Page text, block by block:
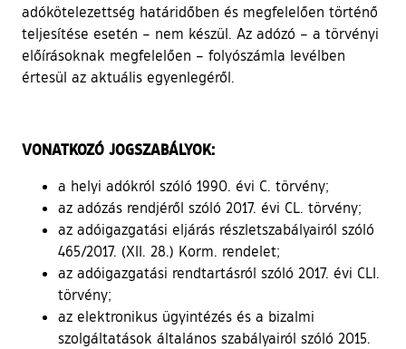
adókötelezettség határidőben és megfelelően történő
teljesítése esetén – nem készül. Az adózó – a törvényi
előírásoknak megfelelően – folyószámla levélben
értesül az aktuális egyenlegéről.
VONATKOZÓ JOGSZABÁLYOK:
a helyi adókról szóló 1990. évi C. törvény;
az adózás rendjéről szóló 2017. évi CL. törvény;
az adóigazgatási eljárás részletszabályairól szóló
465/2017. (XII. 28.) Korm. rendelet;
az adóigazgatási rendtartásról szóló 2017. évi CLI.
törvény;
az elektronikus ügyintézés és a bizalmi
szolgáltatások általános szabályairól szóló 2015.